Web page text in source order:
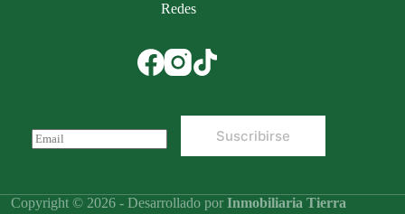
Redes
E
m
l
Suscribirse
Copyright © 2026 - Desarrollado por Inmobiliaria Tierra